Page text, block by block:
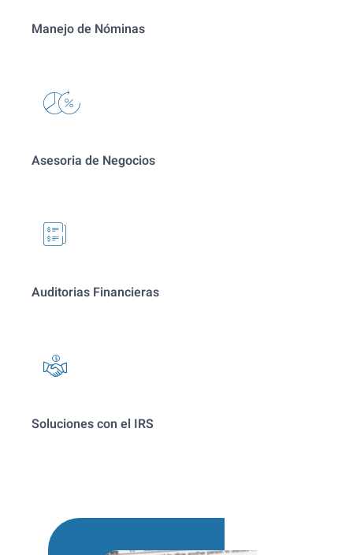
Manejo de Nóminas
Asesoria de Negocios
Auditorias Financieras
Soluciones con el IRS